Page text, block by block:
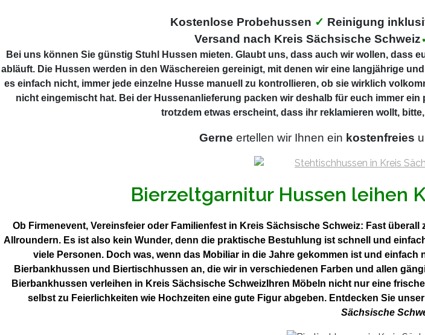
Kostenlose Probehussen ✓ Reinigung
Versand nach Kreis Sächsische Schweiz
Bei uns können Sie günstig Stuhl Hussen mieten. Glaubt uns, dass auch wir wollen, dass
abläuft. Die Hussen werden in den Wäschereien gereinigt, mit denen wir eine langjährige
es einfach nicht, immer jede einzelne Husse manuell zu kontrollieren, ob sie wirklich
nicht eingemischt hat. Bei der Hussenanlieferung packen wir deshalb für euch immer
trotzdem etwas erscheint, dass ihr reklamieren wollt,
Gerne ertellen wir Ihnen ein kostenfreies
Bierzeltgarnitur Hussen leihen
Ob Firmenevent, Vereinsfeier oder Familienfest in Kreis Sächsische Schweiz: Fast
Allroundern. Es ist also kein Wunder, denn die praktische Bestuhlung ist schnell und
viele Personen. Doch was, wenn das Mobiliar in die Jahre gekommen ist und
Bierbankhussen und Biertischhussen an, die wir in verschiedenen Farben und allen
Bierbankhussen verleihen in Kreis Sächsische SchweizIhren Möbeln nicht nur eine
selbst zu Feierlichkeiten wie Hochzeiten eine gute Figur abgeben. Entdecken Sie
Sächsische